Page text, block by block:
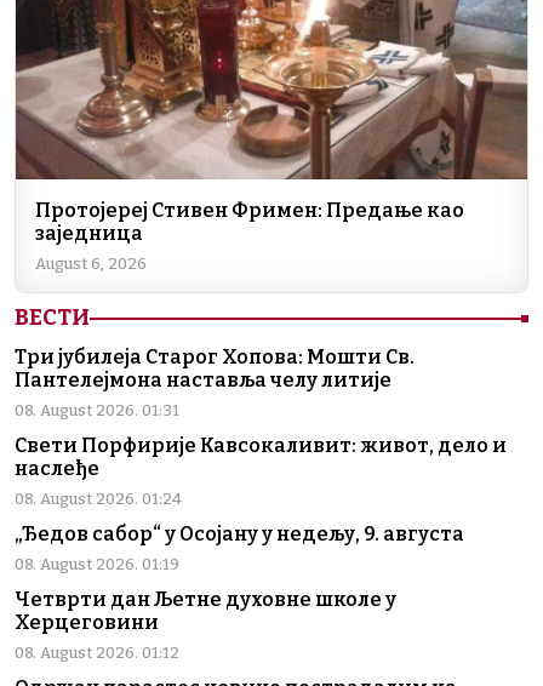
Протојереј Стивен Фримен: Предање као
заједница
August 6, 2026
ВЕСТИ
Три јубилеја Старог Хопова: Мошти Св.
Пантелејмона наставља челу литије
08. August 2026. 01:31
Свети Порфирије Кавсокаливит: живот, дело и
наслеђе
08. August 2026. 01:24
„Ђедов сабор“ у Осојану у недељу, 9. августа
08. August 2026. 01:19
Четврти дан Љетне духовне школе у
Херцеговини
08. August 2026. 01:12